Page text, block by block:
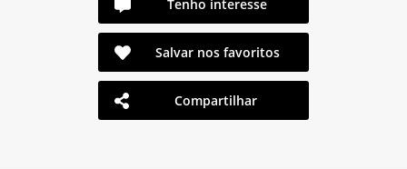
Tenho interesse
Salvar nos favoritos
Compartilhar